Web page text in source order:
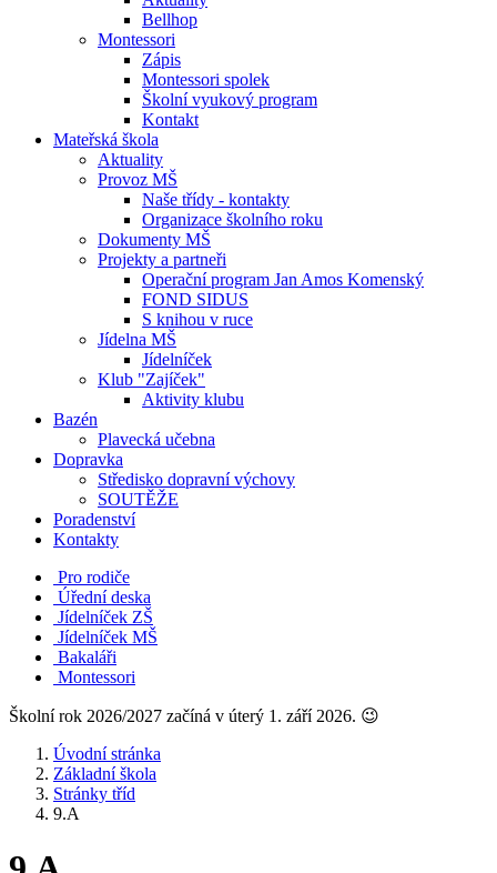
Bellhop
Montessori
Zápis
Montessori spolek
Školní vyukový program
Kontakt
Mateřská škola
Aktuality
Provoz MŠ
Naše třídy - kontakty
Organizace školního roku
Dokumenty MŠ
Projekty a partneři
Operační program Jan Amos Komenský
FOND SIDUS
S knihou v ruce
Jídelna MŠ
Jídelníček
Klub "Zajíček"
Aktivity klubu
Bazén
Plavecká učebna
Dopravka
Středisko dopravní výchovy
SOUTĚŽE
Poradenství
Kontakty
Pro rodiče
Úřední deska
Jídelníček ZŠ
Jídelníček MŠ
Bakaláři
Montessori
Školní rok 2026/2027 začíná v úterý 1. září 2026. 😉
Úvodní stránka
Základní škola
Stránky tříd
9.A